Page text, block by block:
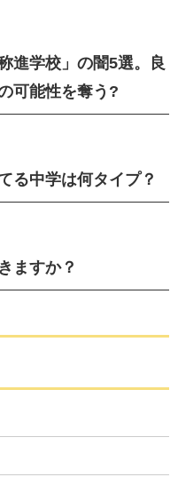
進学校」の闇5選。良
可能性を奪う?
る中学は何タイプ？
ますか？